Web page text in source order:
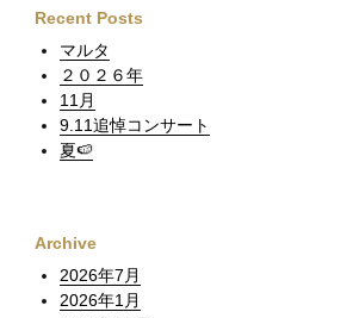
Recent Posts
マルタ
２０２６年
11月
9.11追悼コンサート
夏🍉
Archive
2026年7月
2026年1月